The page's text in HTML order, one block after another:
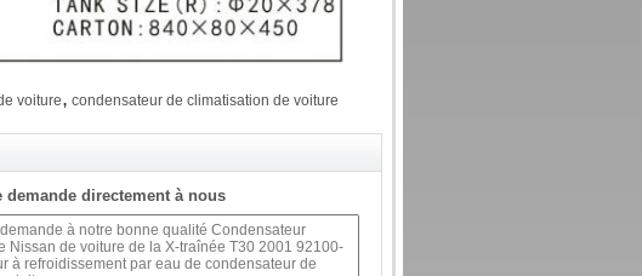
voiture, condensateur de climatisation de voiture
demande directement à nous